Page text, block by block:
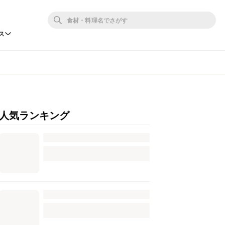
人気ランキング